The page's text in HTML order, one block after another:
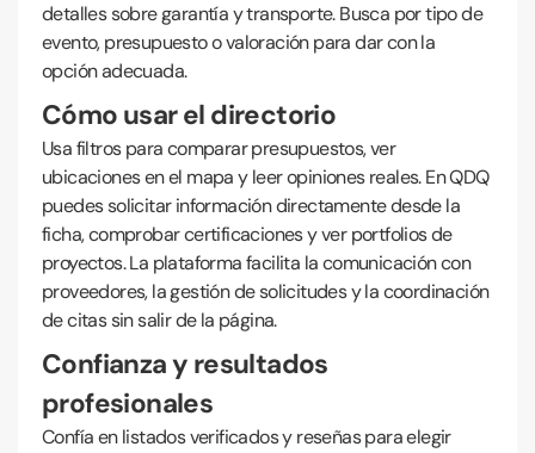
detalles sobre garantía y transporte. Busca por tipo de
evento, presupuesto o valoración para dar con la
opción adecuada.
Cómo usar el directorio
Usa filtros para comparar presupuestos, ver
ubicaciones en el mapa y leer opiniones reales. En QDQ
puedes solicitar información directamente desde la
ficha, comprobar certificaciones y ver portfolios de
proyectos. La plataforma facilita la comunicación con
proveedores, la gestión de solicitudes y la coordinación
de citas sin salir de la página.
Confianza y resultados
profesionales
Confía en listados verificados y reseñas para elegir